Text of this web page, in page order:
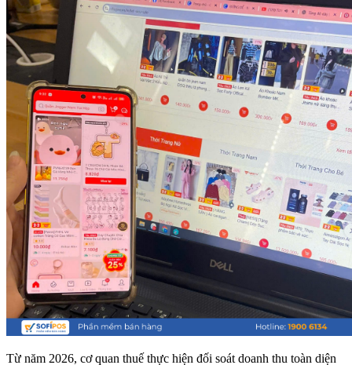
Từ năm 2026, cơ quan thuế thực hiện đối soát doanh thu toàn diện